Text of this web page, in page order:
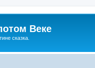
Веке
сказка.